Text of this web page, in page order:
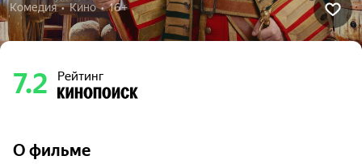
Комедия  •  Кино  •  16+
7.2 Рейтинг
О фильме